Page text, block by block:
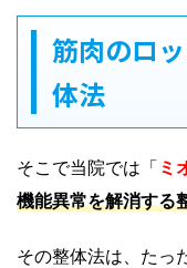
筋肉のロ
体法
そこで当院では「 ミ
機能異常を解消する
その整体法は、たっ